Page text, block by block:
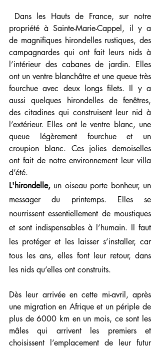
Dans les Hauts de France, sur notre
propriété à Sainte-Marie-Cappel, il y a
de magnifiques hirondelles rustiques, des
campagnardes qui ont fait leurs nids à
l’intérieur des cabanes de jardin. Elles
ont un ventre blanchâtre et une queue très
fourchue avec deux longs filets. Il y a
aussi quelques hirondelles de fenêtres,
des citadines qui construisent leur nid à
l’extérieur. Elles ont le ventre blanc, une
queue légèrement fourchue et un
croupion blanc. Ces jolies demoiselles
ont fait de notre environnement leur villa
d’été.
L'hirondelle, un oiseau porte bonheur, un
messager du printemps. Elles se
nourrissent essentiellement de moustiques
et sont indispensables à l’humain. Il faut
les protéger et les laisser s’installer, car
tous les ans, elles font leur retour, dans
les nids qu’elles ont construits.
Dès leur arrivée en cette mi-avril, après
une migration en Afrique et un périple de
plus de 6000 km en un mois, ce sont les
mâles qui arrivent les premiers et
choisissent l’emplacement de leur futur